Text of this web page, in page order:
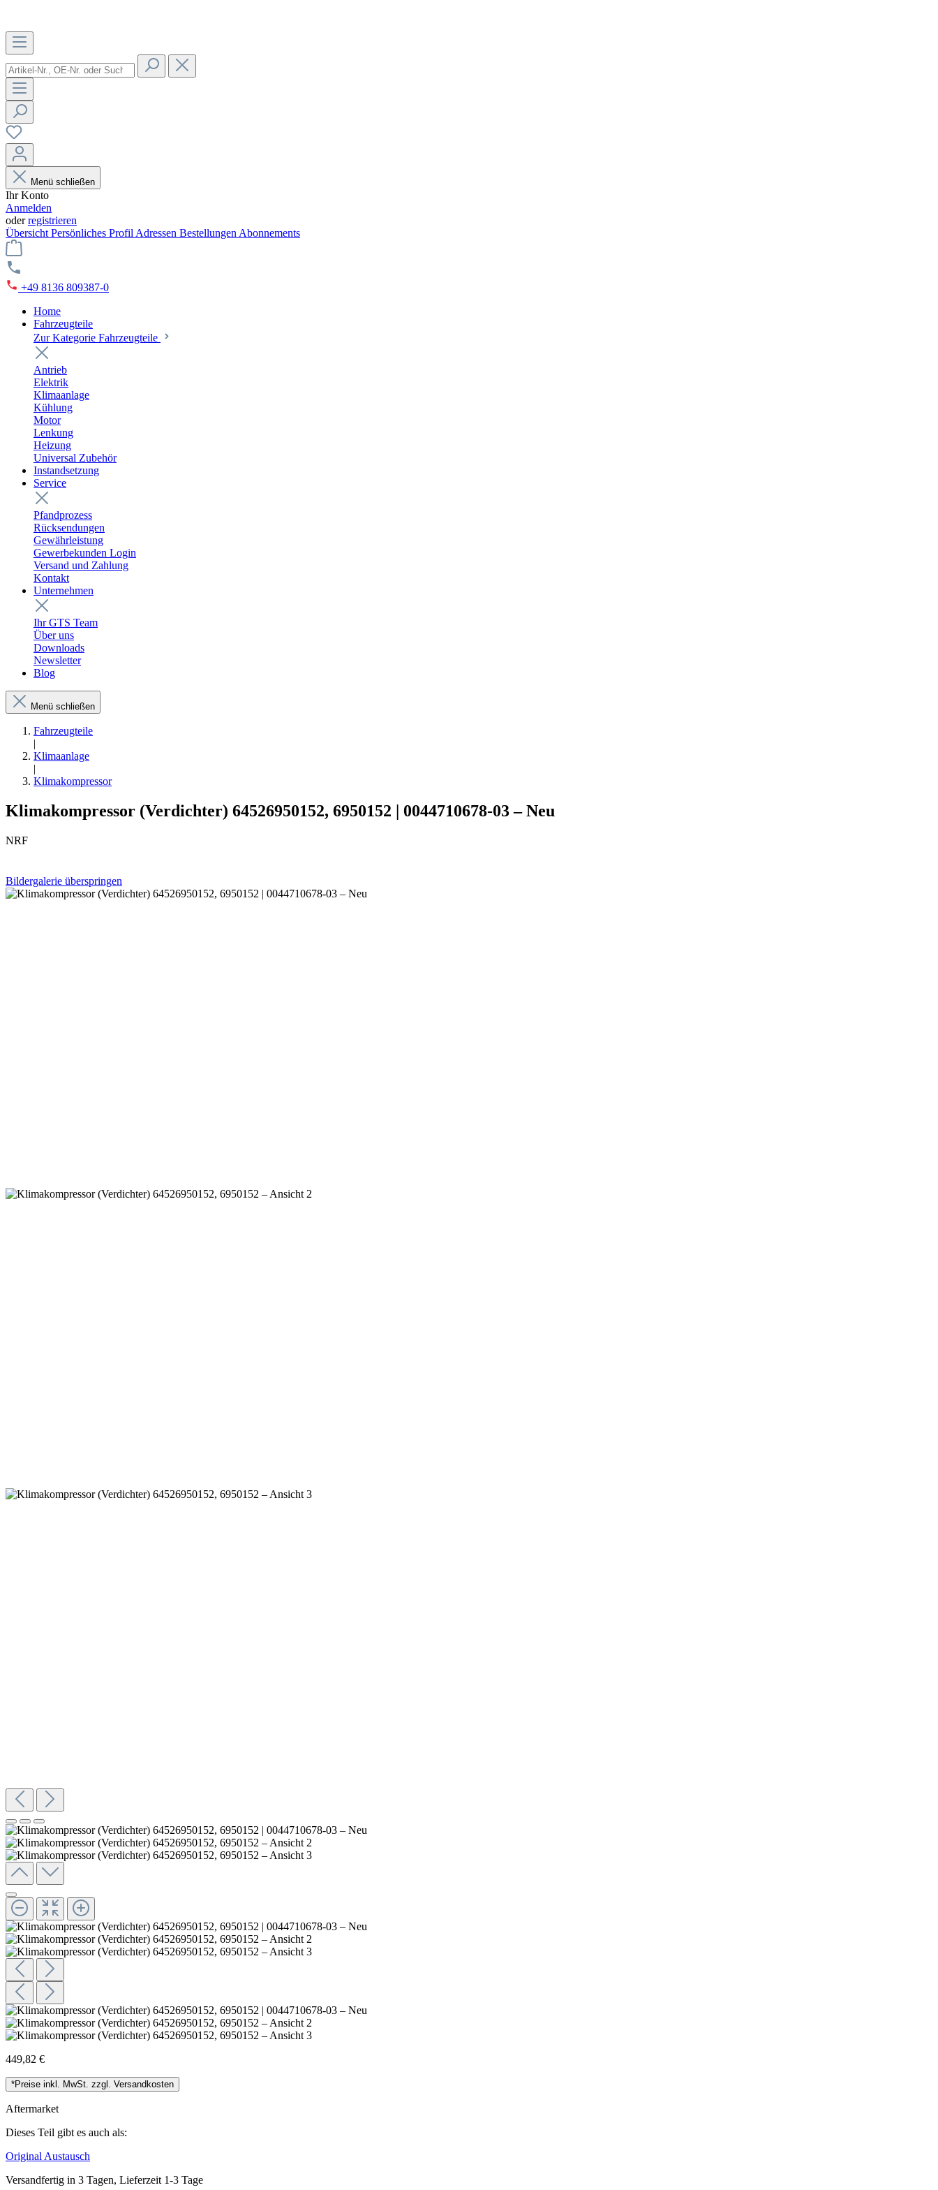
Menü schließen
Ihr Konto
Anmelden
oderregistrieren
Übersicht Persönliches Profil Adressen Bestellungen Abonnements
+49 8136 809387-0
Home
Fahrzeugteile
Zur Kategorie Fahrzeugteile
Antrieb
Elektrik
Klimaanlage
Kühlung
Motor
Lenkung
Heizung
Universal Zubehör
Instandsetzung
Service
Pfandprozess
Rücksendungen
Gewährleistung
Gewerbekunden Login
Versand und Zahlung
Kontakt
Unternehmen
Ihr GTS Team
Über uns
Downloads
Newsletter
Blog
Menü schließen
Fahrzeugteile
|
Klimaanlage
|
Klimakompressor
Klimakompressor (Verdichter) 64526950152, 6950152 | 0044710678-03 – Neu
NRF
Bildergalerie überspringen
449,82 €
*Preise inkl. MwSt. zzgl. Versandkosten
Aftermarket
Dieses Teil gibt es auch als:
Original Austausch
Versandfertig in 3 Tagen, Lieferzeit 1-3 Tage